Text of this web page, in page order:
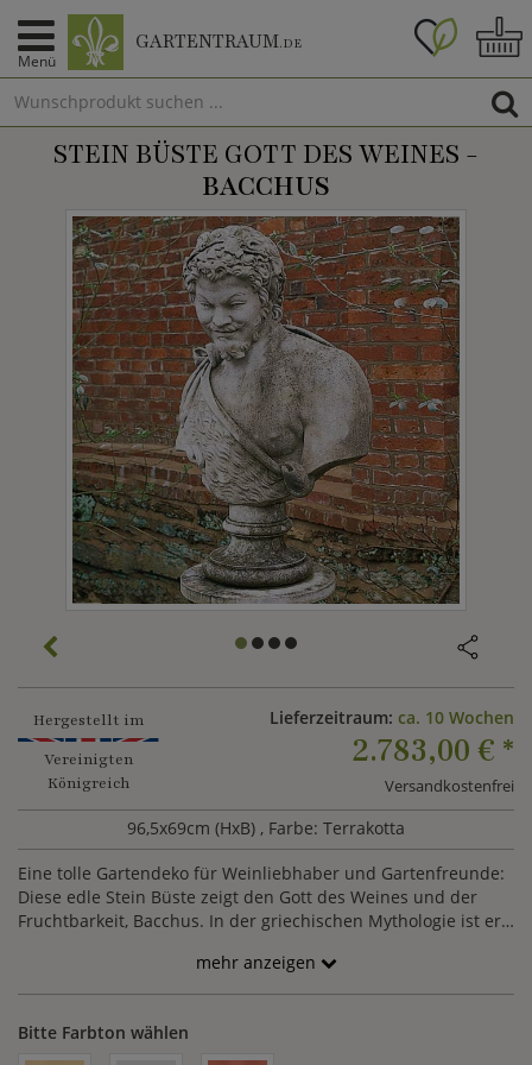
Menü
GARTENTRAUM.DE
STEIN BÜSTE GOTT DES WEINES -
BACCHUS
Hergestellt im
Vereinigten
Königreich
Lieferzeitraum: ca. 10 Wochen
2.783,00 € *
Versandkostenfrei
96,5x69cm (HxB) , Farbe: Terrakotta
Eine tolle Gartendeko für Weinliebhaber und Gartenfreunde:
Diese edle Stein Büste zeigt den Gott des Weines und der
Fruchtbarkeit, Bacchus. In der griechischen Mythologie ist er
Feste bekannt. Zahlreiche Künstler ließen sich vom Leben des
Weingottes inspirieren und schufen Gemälde, Skulpturen und
Tradition der nachantiken Ikonographie stellt diese
mehr anzeigen
Bitte Farbton wählen